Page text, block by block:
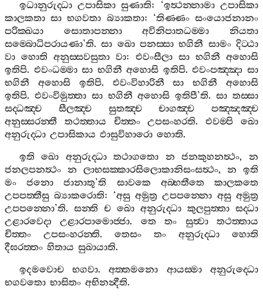
ඉධානුරුද‍්ධා උපාසිකා සුණාති: ‘ඉත්‍ථන‍්නාමා උපාසිකා
කාලකතා සා භගවතා බ්‍යාකතා: ‘තිණ‍්ණං සංයොජනානං
පරික‍්ඛයා
සොතාපන‍්නා අවිනිපාතධම‍්මා
නියතා
සම‍්බොධිපරායණා’ති.සා ඛො පනස‍්සා භගිනී සාමං දිට‍්ඨා
වා හොති අනුස‍්සවසුතා වා: එවංසීලා සා භගිනී අහොසි
ඉතිපි. එවංධම‍්මා සා භගිනී අහොසි ඉතිපි.එවංපඤ‍්ඤා සා
භගිනී
අහොසි ඉතිපි. එවංවිහාරිනී සා භගිනී
අහොසි
ඉතිපි. එවංවිමුත‍්තා සා භගිනී අහොසි ඉතිපී’ති.සා තස‍්සා
සද‍්ධඤ‍්ච
සීලඤ‍්ච සුතඤ‍්ච චාගඤ‍්ච
පඤ‍්ඤඤ‍්ච
අනුස‍්සරන‍්තී
තථත‍්තාය චිත‍්තං උපසංහරති.එවම‍්පි
ඛො
අනුරුද‍්ධා උපාසිකාය ඵාසුවිහාරො හොති.
ඉති
ඛො අනුරුද‍්ධා තථාගතො න ජනකුහනත්‍ථං, න
ජනලපනත්‍ථං න ලාභසක‍්කාරසිලොකානිසංසත්‍ථං, න
ඉති
මං
ජනො ජානාතූ’ති සාවකෙ අබ‍්භතීතෙ
කාලකතෙ
උපපත‍්තීසු බ්‍යාකරොති: ‘අසු අමුත්‍ර උපපන‍්නො අසු අමුත්‍ර
උපපන‍්නො’ති. සන‍්ති ච ඛො අනුරුද‍්ධා කුලපුත‍්තා සද‍්ධා
උළාරවෙදා
උළාරපාමොජ‍්ජා. තෙ තං සුත්‍වා
තථත‍්තාය
චිත‍්තං
උපසංහරන‍්ති. තෙසං තං අනුරුද‍්ධා
හොති
දීඝරත‍්තං හිතාය සුඛායාති.
ඉදමවොච
භගවා.අත‍්තමනො ආයස‍්මා
අනුරුද‍්ධො
භගවතො භාසිතං අභිනන්‍දීති.